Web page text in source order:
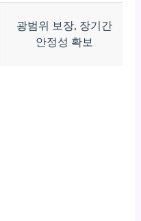
광범위 보장, 장기간
안정성 확보